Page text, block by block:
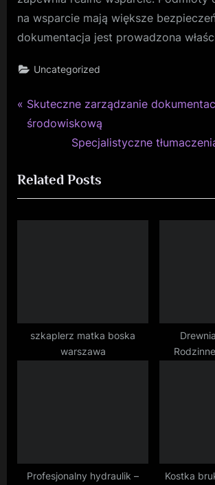
na wsparcie mają większe
dokumentacja jest prowadzona
Uncategorized
Nawigacja
P
r
i
o
u
Skuteczne zarządzanie
środowiskową
N
x
t
P
Specjalistyczne
Related Posts
szkaplerz matka boska
warszawa
Profesjonalny hydraulik –
Kostka